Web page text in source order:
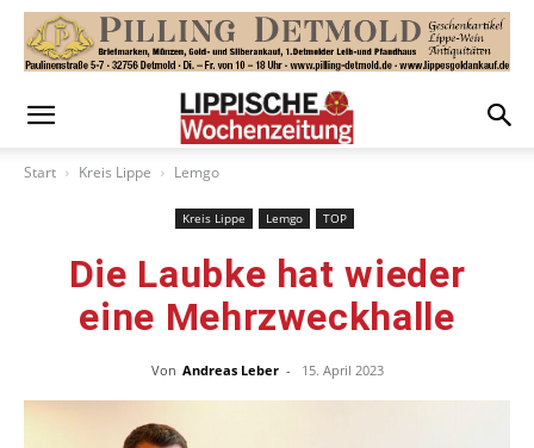
Start Kreis Lippe Lemgo
Kreis Lippe Lemgo TOP
Die Laubke hat wieder
eine Mehrzweckhalle
Von Andreas Leber - 15. April 2023